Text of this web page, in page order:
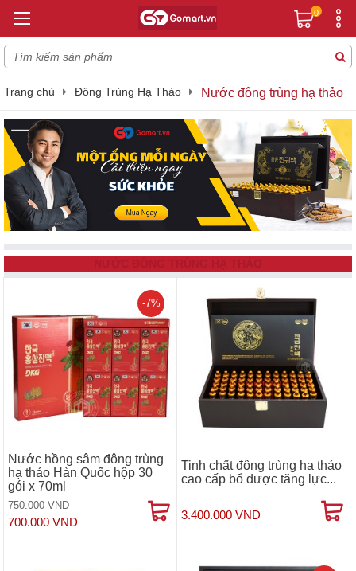
0
Trang chủ Đông Trùng Hạ Thảo Nước đông trùng hạ thảo
Nước hồng sâm đông trùng
hạ thảo Hàn Quốc hộp 30
gói x 70ml
750.000 VND
700.000 VND
-7%
Tinh chất đông trùng hạ thảo
cao cấp bổ dược tăng lực...
3.400.000 VND